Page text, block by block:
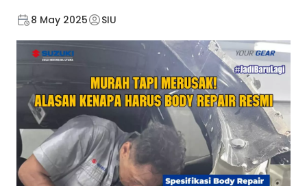
8 May 2025 SIU